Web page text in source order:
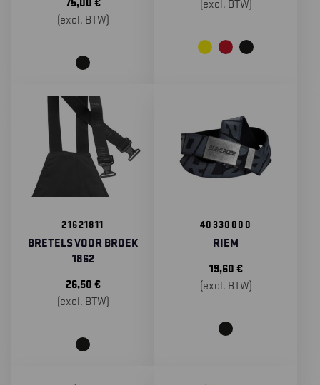
75,00 €
(excl. BTW)
(excl. BTW)
21621811
BRETELS VOOR BROEK
1862
26,50 €
(excl. BTW)
40330000
RIEM
19,60 €
(excl. BTW)